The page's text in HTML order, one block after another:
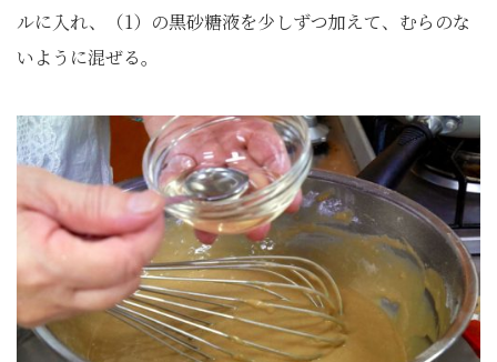
ルに入れ、（1）の黒砂糖液を少しずつ加えて、むらのな
いように混ぜる。